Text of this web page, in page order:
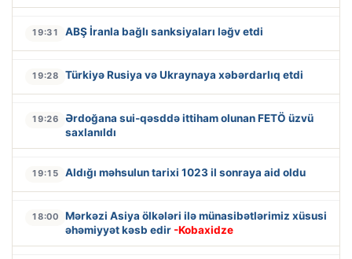
19:31 ABŞ İranla bağlı sanksiyaları ləğv etdi
19:28 Türkiyə Rusiya və Ukraynaya xəbərdarlıq etdi
19:26
Ərdoğana sui-qəsddə ittiham olunan FETÖ üzvü
saxlanıldı
19:15 Aldığı məhsulun tarixi 1023 il sonraya aid oldu
18:00
Mərkəzi Asiya ölkələri ilə münasibətlərimiz xüsusi
əhəmiyyət kəsb edir -Kobaxidze